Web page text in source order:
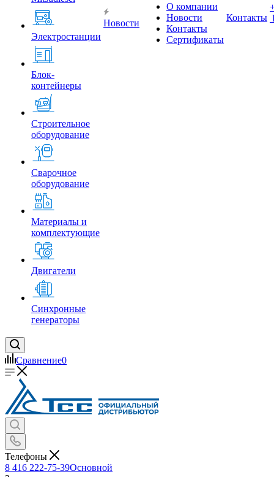
Электростанции
Блок-
контейнеры
Строительное
оборудование
Сварочное
оборудование
Материалы и
комплектующие
Двигатели
Синхронные
генераторы
Новости
О компании
Новости
Контакты
Сертификаты
Контакты
Сравнение0
Телефоны
8 416 222-75-39Основной